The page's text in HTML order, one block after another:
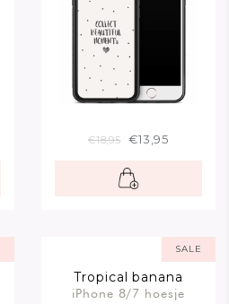
€18,95 €13,95
SALE
Tropical banana
iPhone 8/7 hoesje